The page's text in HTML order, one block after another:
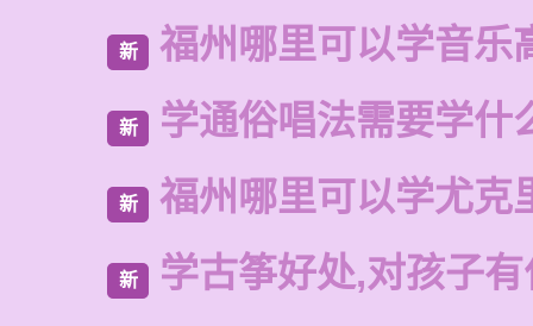
新 福州哪里可以学音乐
新 学通俗唱法需要学什
新 福州哪里可以学尤克
新 学古筝好处,对孩子